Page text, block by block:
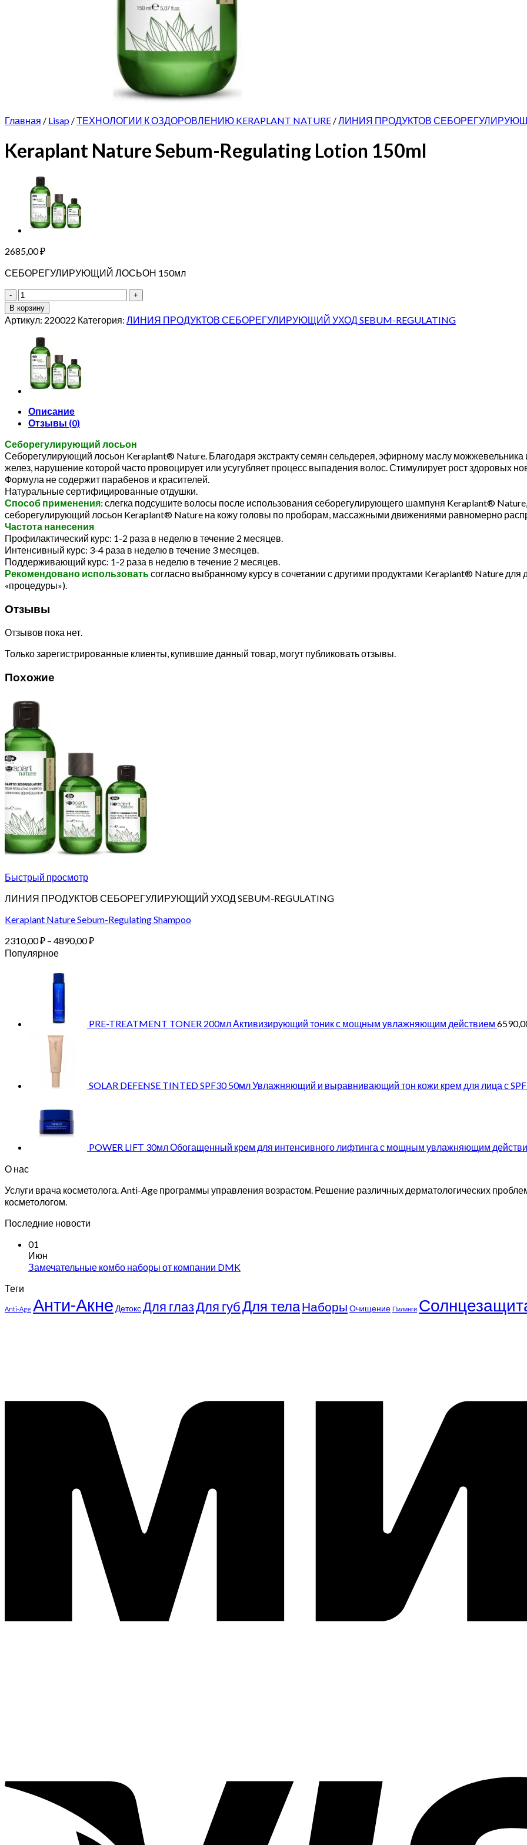
Главная / Lisap /ТЕХНОЛОГИИ К ОЗДОРОВЛЕНИЮ KERAPLANT NATURE /ЛИНИЯ ПРОДУКТОВ
Keraplant Nature Sebum-Regulating Lotion 150ml
2685,00₽
СЕБОРЕГУЛИРУЮЩИЙ ЛОСЬОН 150мл
Количество
товара
Keraplant
Nature
Sebum-
Regulating
Lotion
150ml
В корзину
Артикул: 220022 Категория: ЛИНИЯ ПРОДУКТОВ СЕБОРЕГУЛИРУЮЩИЙ УХОД SEBUM-REGULATING
Описание
Отзывы (0)
Себорегулирующий лосьон
Себорегулирующий лосьон Keraplant® Nature. Благодаря экстракту семян сельдерея, эфирному маслу
желез, нарушение которой часто провоцирует или усугубляет процесс выпадения волос. Стимулирует рост здоровых
Формула не содержит парабенов и красителей.
Натуральные сертифицированные отдушки.
Способ применения:слегка подсушите волосы после использования себорегулирующего шампуня Keraplant®
себорегулирующий лосьон Keraplant® Nature на кожу головы по проборам, массажными движениями равномерно
Частота нанесения
Профилактический курс: 1-2 раза в неделю в течение 2 месяцев.
Интенсивный курс: 3-4 раза в неделю в течение 3 месяцев.
Поддерживающий курс: 1-2 раза в неделю в течение 2 месяцев.
Рекомендовано использоватьсогласно выбранному курсу в сочетании с другими продуктами Keraplant® Nature
«процедуры»).
Отзывы
Отзывов пока нет.
Только зарегистрированные клиенты, купившие данный товар, могут публиковать отзывы.
Похожие
Быстрый просмотр
ЛИНИЯ ПРОДУКТОВ СЕБОРЕГУЛИРУЮЩИЙ УХОД SEBUM-REGULATING
Keraplant Nature Sebum-Regulating Shampoo
2310,00₽ – 4890,00₽Диапазон
Популярное
PRE-TREATMENT TONER 200мл Активизирующий тоник с мощным увлажняющим действием
SOLAR DEFENSE TINTED SPF30 50мл Увлажняющий и выравнивающий тон кожи крем для лица с
POWER LIFT 30мл Обогащенный крем для интенсивного лифтинга с мощным увлажняющим
О нас
Услуги врача косметолога. Anti-Age программы управления возрастом. Решение различных дерматологических
косметологом.
Последние новости
01
Июн
Замечательные комбо наборы от компании DMK
Теги
Anti-Age Анти-Акне ДетоксДля глазДля губ Для телаНаборы Очищение Пилинги